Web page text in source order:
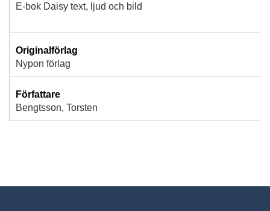
E-bok Daisy text, ljud och bild
Originalförlag
Nypon förlag
Författare
Bengtsson, Torsten